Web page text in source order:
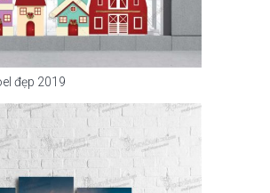
đẹp 2019